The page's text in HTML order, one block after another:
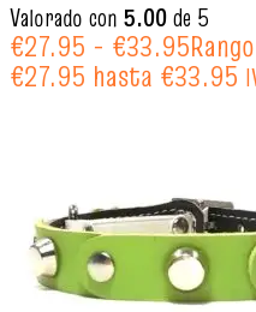
Valorado con 5.00de 5
€27.95 - €33.95
€27.95 hasta €33.95